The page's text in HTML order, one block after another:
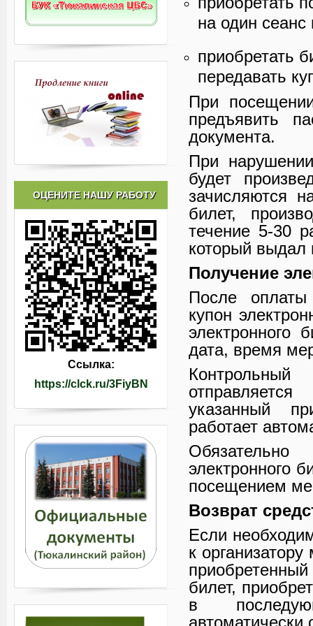
на один сеанс
приобретать
передавать
При
предъявить
документа.
При
будет
зачисляются
билет,
течение 5-30
который выдал
Получение
После оплаты
купон
электронного
дата, время
указанный
работает
Обязательно
электронного
посещением
Возврат
Если
к
билет,
в
автоматически
ОЦЕНИТЕ НАШУ РАБОТУ
Ссылка:
https://clck.ru/3FiyBN